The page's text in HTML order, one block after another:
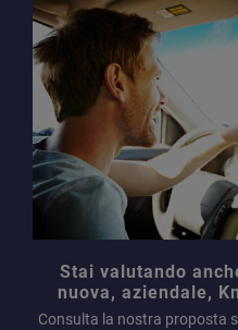
Stai valutando
nuova, aziendale,
Consulta la nostra proposta